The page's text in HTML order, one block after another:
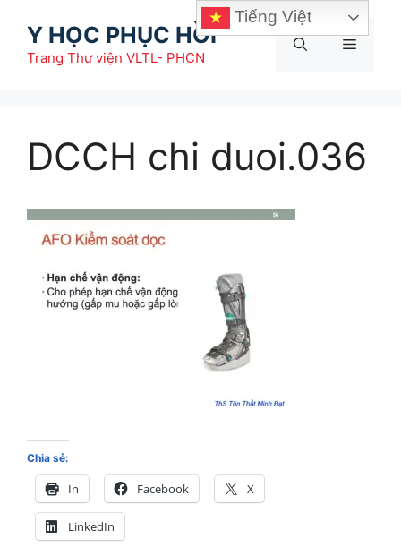
Y HỌC PHỤC HỒI
Trang Thư viện VLTL- PHCN
Menu
DCCH chi duoi.036
Chia sẻ:
In Facebook X
LinkedIn
Tiếng Việt